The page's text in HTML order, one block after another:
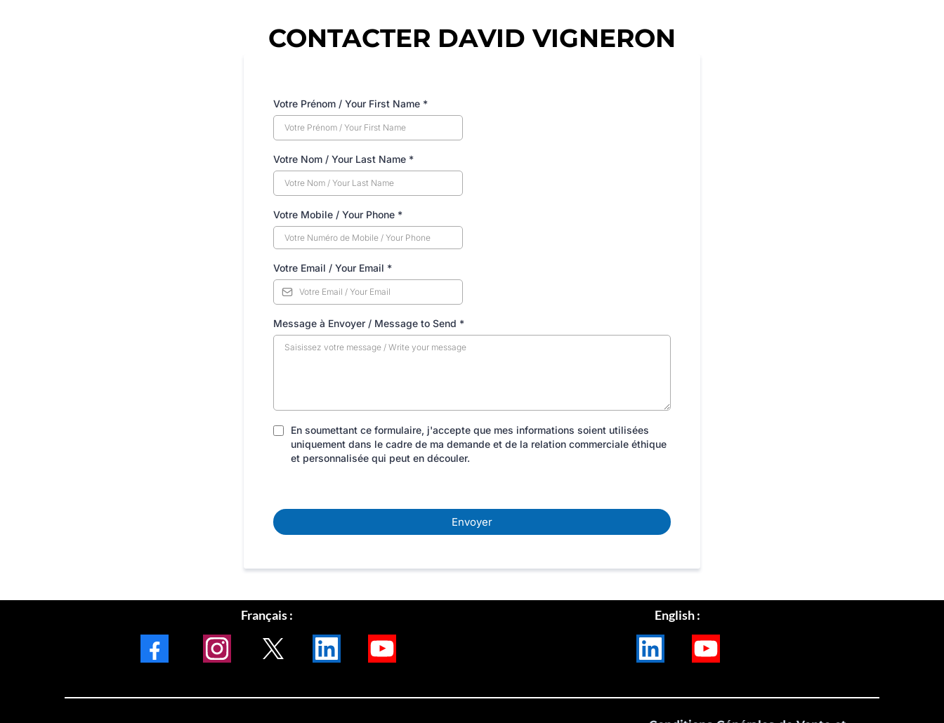
CONTACTER DAVID VIGNERON
Votre Prénom / Your First Name *
Votre Nom / Your Last Name *
Votre Mobile / Your Phone *
Votre Email / Your Email *
Message à Envoyer / Message to Send *
En soumettant ce formulaire, j'accepte que mes informations soient utilisées
uniquement dans le cadre de ma demande et de la relation commerciale éthique
et personnalisée qui peut en découler.
Envoyer
Français : English :